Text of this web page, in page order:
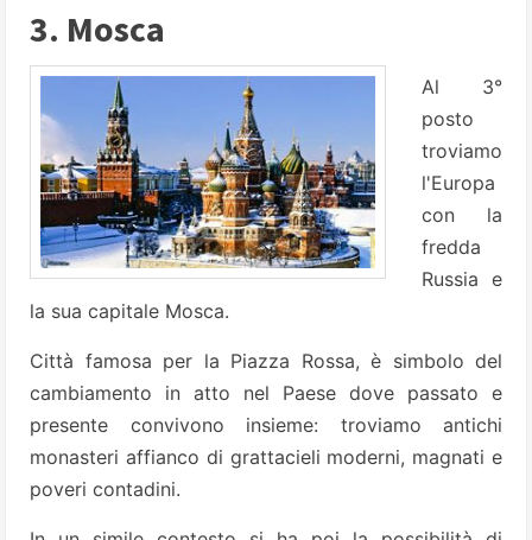
3. Mosca
Al 3°
posto
troviamo
l'Europa
con la
fredda
Russia e
la sua capitale Mosca.
Città famosa per la Piazza Rossa, è simbolo del
cambiamento in atto nel Paese dove passato e
presente convivono insieme: troviamo antichi
monasteri affianco di grattacieli moderni, magnati e
poveri contadini.